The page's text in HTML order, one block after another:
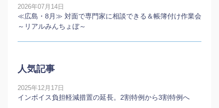
2026年07月14日
≪広島・8月≫ 対面で専門家に相談できる＆帳簿付け作業会
～リアルみんちょぼ～
人気記事
2025年12月17日
インボイス負担軽減措置の延長。2割特例から3割特例へ